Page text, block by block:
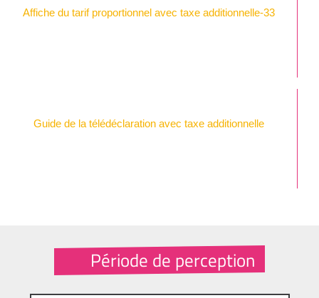
Affiche du tarif proportionnel avec taxe additionnelle-33
Guide de la télédéclaration avec taxe additionnelle
Période de perception